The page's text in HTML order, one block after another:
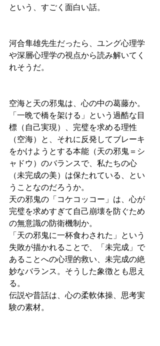
という、すごく面白い話。
河合隼雄先生だったら、ユング心理学
や深層心理学の視点から読み解いてく
れそうだ。
空海と天の邪鬼は、心の中の葛藤か。
「一晩で橋を架ける」という過酷な目
標（自己実現）、完璧を求める理性
（空海）と、それに反発してブレーキ
をかけようとする本能（天の邪鬼＝シ
ャドウ）のバランスで、私たちの心
（未完成の美）は保たれている、とい
うことなのだろうか。
天の邪鬼の「コケコッコー」は、心が
完璧を求めすぎて自己崩壊を防ぐため
の無意識の防衛機制か。
「天の邪鬼に一杯食わされた」という
失敗が描かれることで、「未完成」で
あることへの心理的救い、未完成の絶
妙なバランス。そうした象徴とも思え
る。
伝説や昔話は、心の柔軟体操、思考実
験の素材。